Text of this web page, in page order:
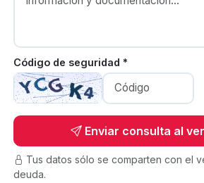
Código de seguridad *
Enviar consulta al
Tus datos sólo se comparten con el
deuda.